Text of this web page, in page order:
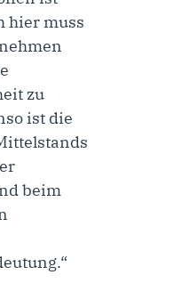
hier muss
zu
ist die
beim